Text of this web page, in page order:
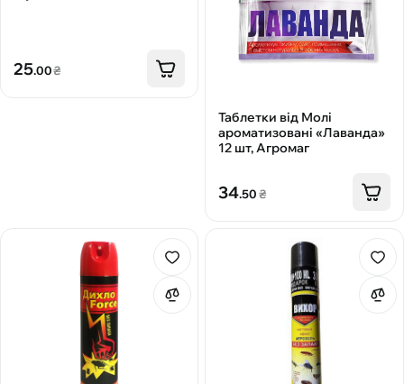
25.00₴
Таблетки від Молі
ароматизовані «Лаванда»
12 шт, Агромаг
34.50₴